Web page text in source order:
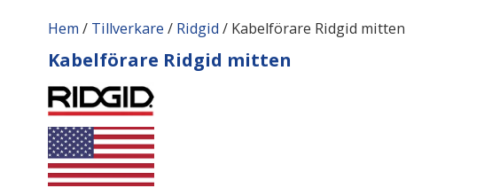
Hem / Tillverkare / Ridgid / Kabelförare Ridgid mitten
Kabelförare Ridgid mitten